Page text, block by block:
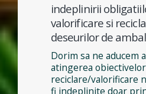
indeplinirii
valorificare si
deseurilor de
Dorim sa ne aducem
atingerea
reciclare/valorificare
fi indeplinite doar